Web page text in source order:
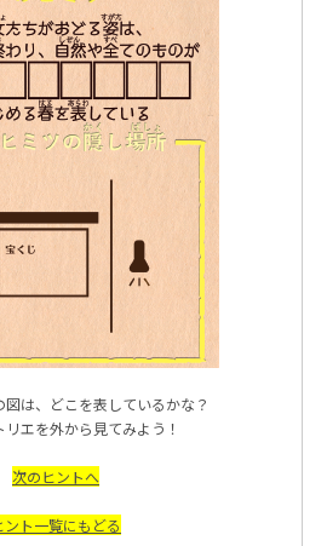
図は、どこを表しているかな？
エを外から見てみよう！
次のヒントへ
ント一覧にもどる